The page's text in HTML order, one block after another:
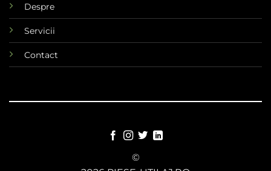
Despre
Servicii
Contact
©